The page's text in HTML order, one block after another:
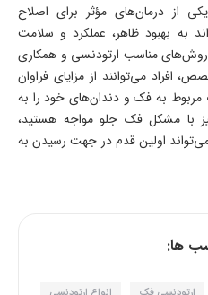
از درمان‌های مؤثر برای اصلاح
به بهبود ظاهر، عملکرد و سلامت
مناسب ارتودنسی و همکاری
افراد می‌توانند از مزایای فراوان
مربوط به فک و دندان‌های خود را به
با مشکل فک جلو مواجه هستید،
اولین قدم در جهت رسیدن به
ها: